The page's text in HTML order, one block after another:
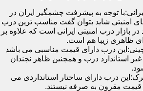
توجه به پیشرفت چشمگیر ایران در
امنیتی شاید بتوان گفت مناسب ترین درب
درب امنیتی ایرانی است که علاوه بر
ظاهری زیبا هم است.
درب دارای قیمت مناسبی می باشد
استاندارد درب و همچنین ظاهر نچندان
درب دارای ساختار استانداردی می
قیمت مقرون به صرفه نیستند.